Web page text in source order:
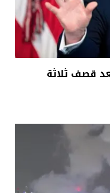
قصف ثلاثة